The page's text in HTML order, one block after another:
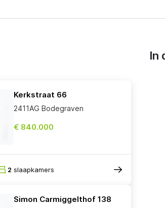
In
Kerkstraat 66
2411AG Bodegraven
€ 840.000
2 slaapkamers
Simon Carmiggelthof 138